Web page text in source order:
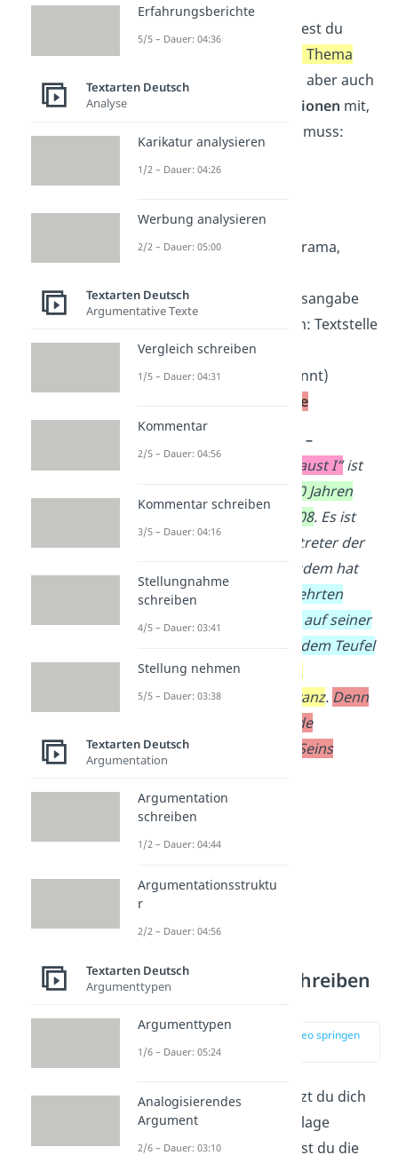
In der Einleitung möchtest du
zu deinem Thema
hinführen
. Du teilst ihm aber auch
Informationen mit,
die er zum Text kennen muss:
Titeldes Werkes
Erscheinungsjahr
Textgattung,
z. B. Drama,
Thema
/kurze Inhaltsangabe
Bei Textausschnitten: Textstelle
einordnen
Epoche(wenn bekannt)
Deutungshypothese
Interpretation Beispiel –
Einleitung:
„Faust I“ist
bereits vor mehr als 200 Jahren
erschienen, nämlich 1808. Es ist
damit ein typischer Vertreter der
. Trotzdem hat
dasDrama
um den Gelehrten
Heinrich Faust, der sich auf seiner
Suche nach Erkenntnis dem Teufel
verschreibt,auch im 21.
Jahrhundert noch Relevanz. Denn
es werden grundlegende
Probleme des Mensch-Seins
Interpretation schreiben
– Hauptteil
zur Stelle im Video springen
In deinem Hauptteil setzt du dich
intensiv mit der Textvorlage
auseinander. Jetzt kannst du die
Erfahrungsberichte
5/5 – Dauer: 04:36
Textarten Deutsch
Analyse
Karikatur analysieren
1/2 – Dauer: 04:26
Werbung analysieren
2/2 – Dauer: 05:00
Textarten Deutsch
Argumentative Texte
Vergleich schreiben
1/5 – Dauer: 04:31
Kommentar
2/5 – Dauer: 04:56
Kommentar schreiben
3/5 – Dauer: 04:16
Stellungnahme
schreiben
4/5 – Dauer: 03:41
Stellung nehmen
5/5 – Dauer: 03:38
Textarten Deutsch
Argumentation
Argumentation
schreiben
1/2 – Dauer: 04:44
Argumentationsstruktu
r
2/2 – Dauer: 04:56
Textarten Deutsch
Argumenttypen
Argumenttypen
1/6 – Dauer: 05:24
Analogisierendes
Argument
2/6 – Dauer: 03:10